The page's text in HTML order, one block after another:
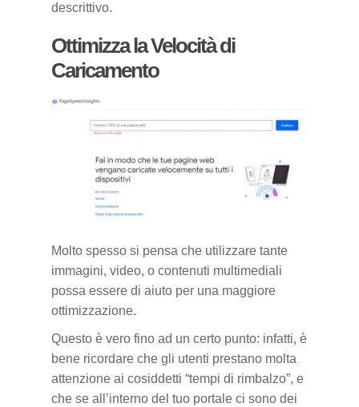
descrittivo.
Ottimizza la Velocità di
Caricamento
Molto spesso si pensa che utilizzare tante
immagini, video, o contenuti multimediali
possa essere di aiuto per una maggiore
ottimizzazione.
Questo è vero fino ad un certo punto: infatti, è
bene ricordare che gli utenti prestano molta
attenzione ai cosiddetti “tempi di rimbalzo”, e
che se all’interno del tuo portale ci sono dei